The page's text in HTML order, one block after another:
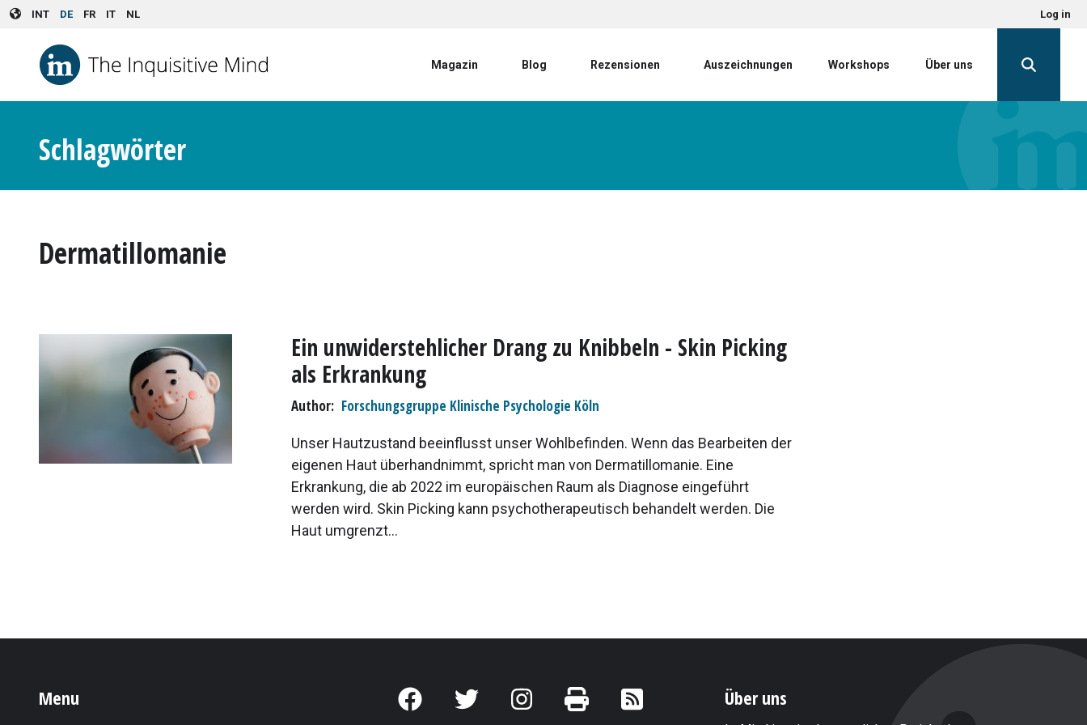
Skip to main content
INT DE FR IT NL Log in
Magazin Blog Rezensionen Auszeichnungen Workshops Über uns
Schlagwörter
Dermatillomanie
Ein unwiderstehlicher Drang zu Knibbeln - Skin Picking
als Erkrankung
Author Forschungsgruppe Klinische Psychologie Köln
Unser Hautzustand beeinflusst unser Wohlbefinden. Wenn das Bearbeiten der
eigenen Haut überhandnimmt, spricht man von Dermatillomanie. Eine
Erkrankung, die ab 2022 im europäischen Raum als Diagnose eingeführt
werden wird. Skin Picking kann psychotherapeutisch behandelt werden. Die
Haut umgrenzt...
Menu Über uns